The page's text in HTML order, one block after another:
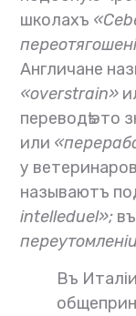
школахъ
Англичане
«overstrain»
переводѣ это
или
у
называютъ
intelleduel»;
Въ